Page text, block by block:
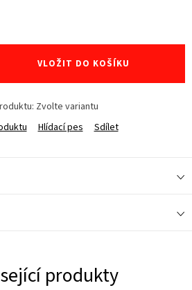
VLOŽIT DO KOŠÍKU
Zvolte variantu
Hlídací pes Sdílet
produkty